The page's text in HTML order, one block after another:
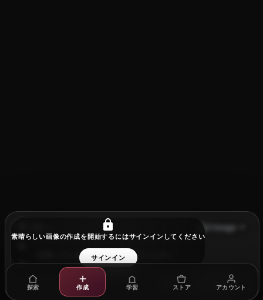
Z-Image
2
素晴らしい画像の作成を開始するにはサインインしてください
サインイン
探索 作成 学習 ストア アカウント